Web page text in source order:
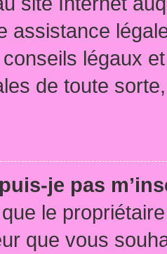
assistance
légaux
de toute
je pas
le
que vous